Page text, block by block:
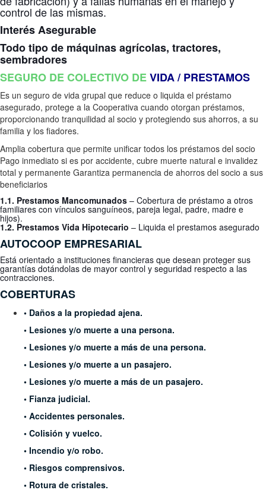
control de las mismas.
Interés Asegurable
Todo tipo de máquinas agrícolas, tractores,
sembradores
SEGURO DE COLECTIVO DEVIDA / PRESTAMOS
Es un seguro de vida grupal que reduce o liquida el préstamo
asegurado, protege a la Cooperativa cuando otorgan préstamos,
proporcionando tranquilidad al socio y protegiendo sus ahorros, a su
familia y los fiadores.
Amplia cobertura que permite unificar todos los préstamos del socio
Pago inmediato si es por accidente, cubre muerte natural e invalidez
total y permanente Garantiza permanencia de ahorros del socio a sus
beneficiarios
1.1. Prestamos Mancomunados – Cobertura de préstamo a otros
familiares con vínculos sanguíneos, pareja legal, padre, madre e
hijos).
1.2. Prestamos Vida Hipotecario – Liquida el prestamos asegurado
AUTOCOOP EMPRESARIAL
Está orientado a instituciones financieras que desean proteger sus
garantías dotándolas de mayor control y seguridad respecto a las
contracciones.
COBERTURAS
• Daños a la propiedad ajena.
• Lesiones y/o muerte a una persona.
• Lesiones y/o muerte a más de una persona.
• Lesiones y/o muerte a un pasajero.
• Lesiones y/o muerte a más de un pasajero.
• Fianza judicial.
• Accidentes personales.
• Colisión y vuelco.
• Incendio y/o robo.
• Riesgos comprensivos.
• Rotura de cristales.